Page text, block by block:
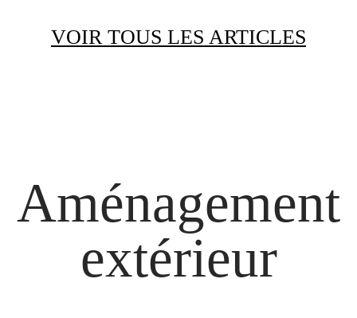
VOIR TOUS LES ARTICLES
Aménagement
extérieur